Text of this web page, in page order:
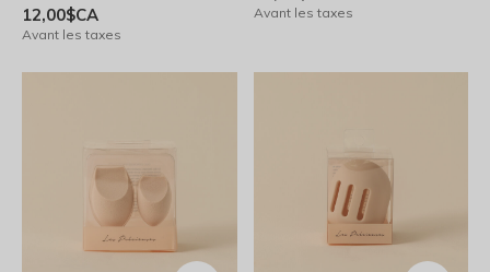
12,00$CA
Avant les taxes
Avant les taxes